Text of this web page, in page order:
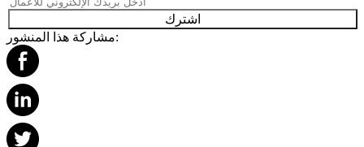
اشترك
مشاركة هذا المنشور: